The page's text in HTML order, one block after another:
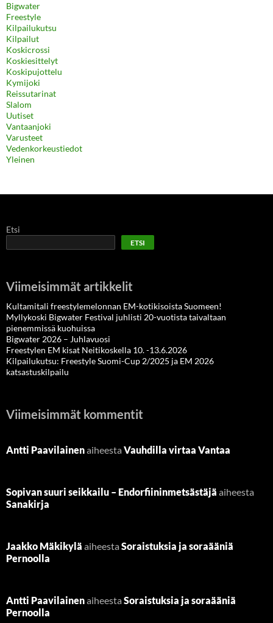
Bigwater
Freestyle
Kilpailukutsu
Kilpailut
Koskicrossi
Koskiesittelyt
Koskipujottelu
Kymijoki
Reissutarinat
Slalom
Uutiset
Vantaanjoki
Varusteet
Vedenkorkeustiedot
Yleinen
Etsi
ETSI
Viimeisimmät artikkelit
Kultamitali freestylemelonnan EM-kotikisoista Suomeen!
Myllykoski Bigwater Festival juhlisti 20-vuotista taivaltaan
pienemmissä kuohuissa
Bigwater 2026 – Juhlavuosi
Freestylen EM kisat Neitikoskella 10. -13.6.2026
Kilpailukutsu: Freestyle Suomi-Cup 2/2025 ja EM 2026
katsastuskilpailu
Viimeisimmät kommentit
Antti Paavilainenaiheesta Vauhdilla virtaa Vantaa
Sopivan suuri seikkailu – Endorfiininmetsästäjä aiheesta
Sanakirja
Jaakko Mäkikylä aiheesta Soraistuksia ja soraääniä
Pernoolla
Antti Paavilainenaiheesta Soraistuksia ja soraääniä
Pernoolla